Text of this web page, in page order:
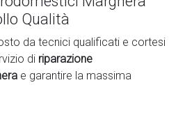
Qualità
da tecnici qualificati e cortesi
di riparazione
e garantire la massima